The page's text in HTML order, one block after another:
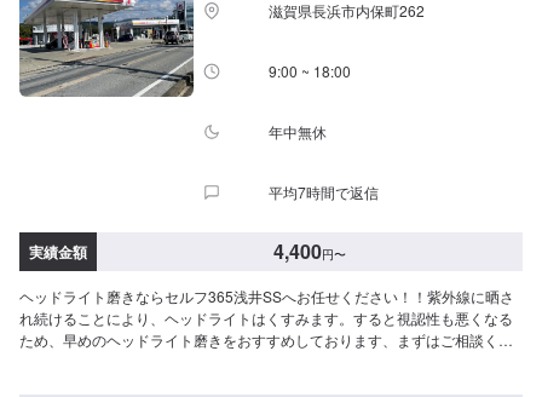
滋賀県長浜市内保町262
9:00 ~ 18:00
年中無休
平均7時間で返信
実績金額 4,400円〜
ヘッドライト磨きならセルフ365浅井SSへお任せください！！紫外線に晒さ
れ続けることにより、ヘッドライトはくすみます。すると視認性も悪くなる
ため、早めのヘッドライト磨きをおすすめしております、まずはご相談くだ